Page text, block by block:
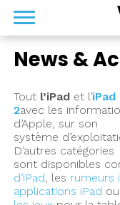
News &
Tout l’iPadet l’iPad
2avec les
d’Apple, sur son
système
D’autres catégories
sont disponibles
d’iPad, les rumeurs
applications iPad ou